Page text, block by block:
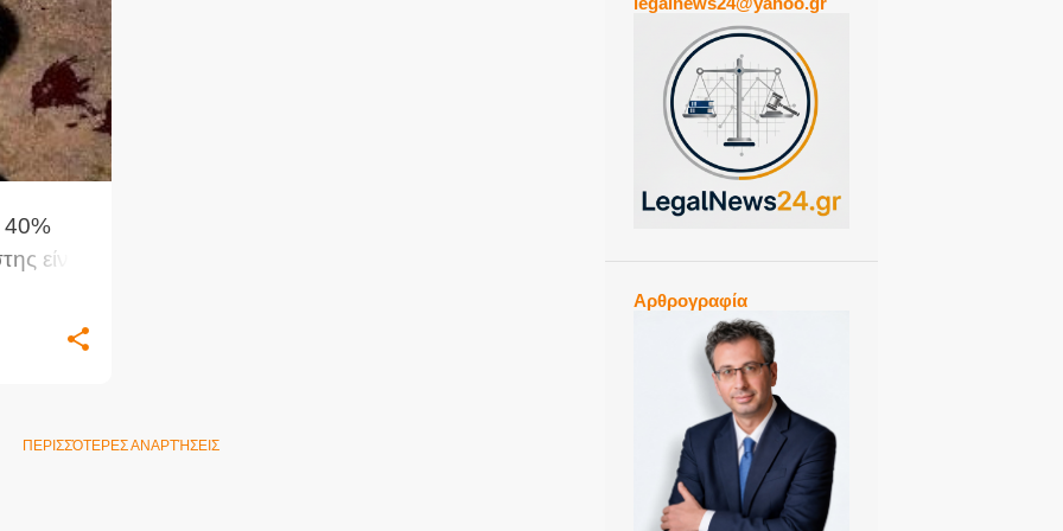
40%
είναι
+1
ΠΕΡΙΣΣΌΤΕΡΕΣ ΑΝΑΡΤΉΣΕΙΣ
Αρθρογραφία